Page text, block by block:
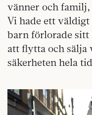
vänner och
Vi hade ett
barn förlorade
att flytta och sälja
säkerheten hela